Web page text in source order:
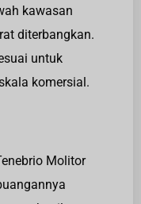
kawasan
diterbangkan.
untuk
komersial.
Molitor